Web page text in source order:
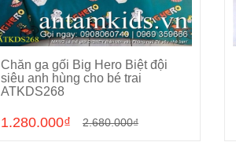
Chọn sản phẩm
Chăn ga gối Big Hero Biệt đội
siêu anh hùng cho bé trai
ATKDS268
1.280.000₫ 2.680.000₫